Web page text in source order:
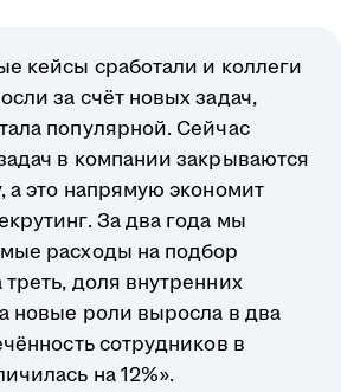
кейсы сработали и коллеги
за счёт новых задач,
популярной. Сейчас
в компании закрываются
а это напрямую экономит
За два года мы
расходы на подбор
доля внутренних
новые роли выросла в два
сотрудников в
на 12%».